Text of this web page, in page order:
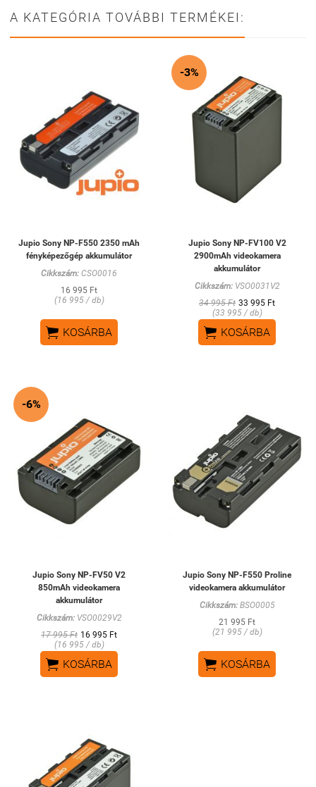
A KATEGÓRIA TOVÁBBI TERMÉKEI:
Jupio Sony NP-F550 2350 mAh
fényképezőgép akkumulátor
Cikkszám: CSO0016
16 995 Ft
(16 995 / db)
 KOSÁRBA
-3%
Jupio Sony NP-FV100 V2
2900mAh videokamera
akkumulátor
Cikkszám:VSO0031V2
34 995 Ft 33 995 Ft
(33 995 / db)
 KOSÁRBA
-6%
Jupio Sony NP-FV50 V2
850mAh videokamera
akkumulátor
Cikkszám:VSO0029V2
17 995 Ft 16 995 Ft
(16 995 / db)
 KOSÁRBA
Jupio Sony NP-F550 Proline
videokamera akkumulátor
Cikkszám:BSO0005
21 995 Ft
(21 995 / db)
 KOSÁRBA